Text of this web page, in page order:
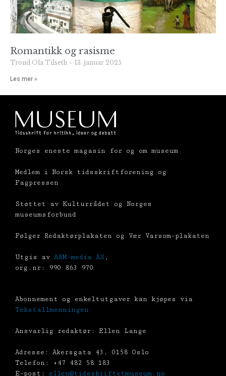
Romantikk og rasisme
Trond Ola Tilseth 13. januar 2025
Les mer »
Norges eneste magasin for og om museum
Medlem i Norsk tidsskriftforening og
Fagpressen
Støttet av Kulturrådet og Norges
museumsforbund
Følger Redaktørplakaten og Vær Varsom-plakaten
Utgis av ABM-media AS ,
org.nr: 990 863 970
Abonnement og enkeltutgaver kan kjøpes via
Tekstallmenningen
Ansvarlig redaktør: Ellen Lange
Adresse: Akersgata 43, 0158 Oslo
Telefon: +47 482 58 183
E-post: ellen@tidsskriftetmuseum.no